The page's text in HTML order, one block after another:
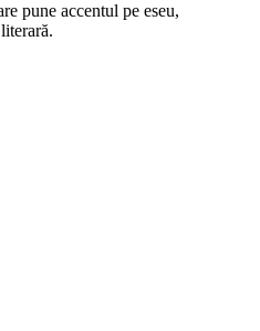
pune accentul pe eseu,